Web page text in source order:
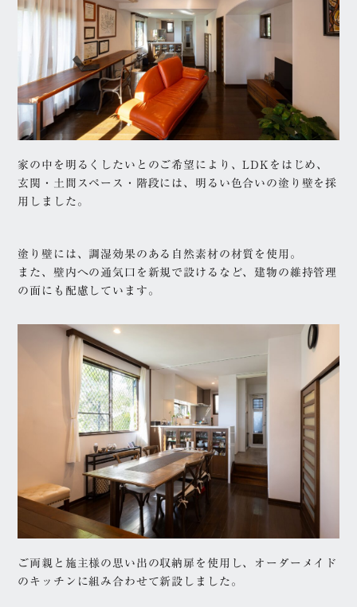
和室・畳コーナー 子供部屋
階段
書斎・ワークスペース 洗面所・トイレ
スキップフロア 収納
ランドリールーム
ホビースペース・趣味
家の中を明るくしたいとのご希望により、LDKをはじめ、
玄関・土間スペース・階段には、明るい色合いの塗り壁を採
用しました。
塗り壁には、調湿効果のある自然素材の材質を使用。
また、壁内への通気口を新規で設けるなど、建物の維持管理
の面にも配慮しています。
ご両親と施主様の思い出の収納扉を使用し、オーダーメイド
のキッチンに組み合わせて新設しました。